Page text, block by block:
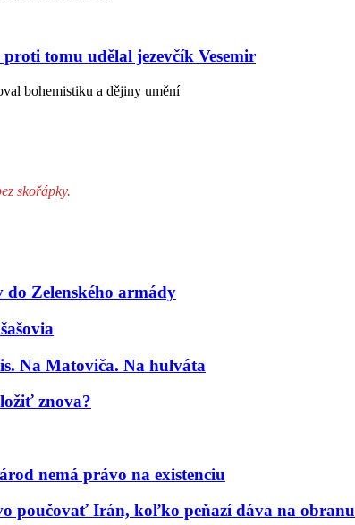
tomu udělal jezevčík Vesemir
bohemistiku a dějiny umění
skořápky.
do Zelenského armády
Na Matoviča. Na hulváta
znova?
nemá právo na existenciu
poučovať Irán, koľko peňazí dáva na obranu